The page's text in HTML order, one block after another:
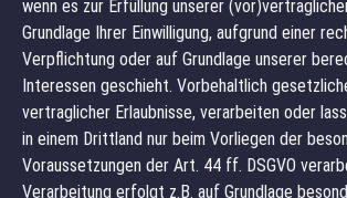
wenn es zur Erfüllung unserer
Grundlage Ihrer Einwilligung, aufgrund einer
Verpflichtung oder auf Grundlage unserer
Interessen geschieht. Vorbehaltlich
vertraglicher Erlaubnisse, verarbeiten oder
in einem Drittland nur beim Vorliegen der
Voraussetzungen der Art. 44 ff. DSGVO
Verarbeitung erfolgt z.B. auf Grundlage